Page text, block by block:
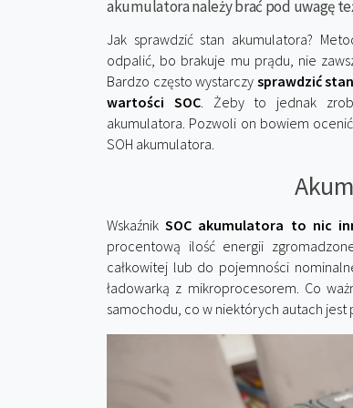
akumulatora należy brać pod uwagę
Jak sprawdzić stan akumulatora?
odpalić, bo brakuje mu prądu, nie
Bardzo często wystarczy sprawdzić
wartości SOC. Żeby to jednak
akumulatora. Pozwoli on bowiem
SOH akumulatora.
WskaźnikSOC akumulatora to nic
procentową ilość energii
całkowitej lub do pojemności
ładowarką z mikroprocesorem. Co
samochodu, co w niektórych autach